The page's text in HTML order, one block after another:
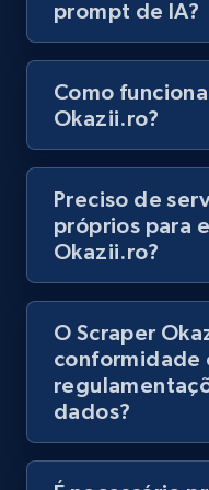
8.1K+ 716+
Youtube - Videos
by Explore page
Video length, Likes,
Youtube - Videos
by podcast url
Video length, Likes,
prompt de IA?
Como
Okazii.ro?
Preciso de
próprios para
Okazii.ro?
O Scraper
conformidade
dados?